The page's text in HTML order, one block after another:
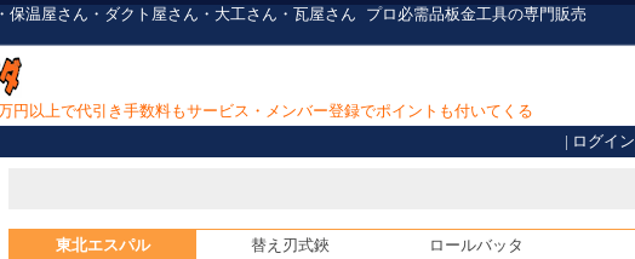
保温屋さん・ダクト屋さん・大工さん・瓦屋さん プロ必需品板金工具の専門販売
円以上で代引き手数料もサービス・メンバー登録でポイントも付いてくる
| ログイン
東北エスパル 替え刃式鋏 ロールバッタ